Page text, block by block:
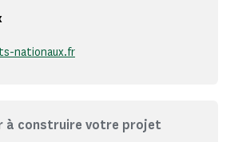
nationaux.fr
à construire votre projet